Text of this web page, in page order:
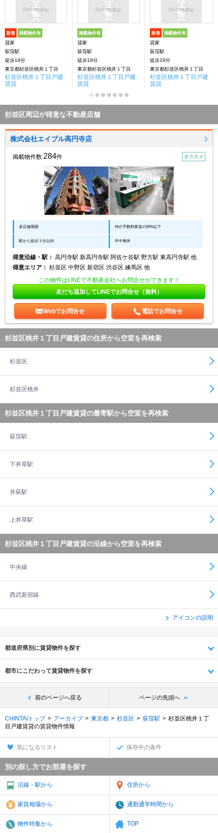
新着 掲載物件有
貸家
荻窪駅
徒歩19分
東京都杉並区桃井１丁目
杉並区桃井１丁目戸建
賃貸
掲載物件有
貸家
荻窪駅
徒歩19分
東京都杉並区桃井１丁目
杉並区桃井１丁目戸建
賃貸
新着 掲載物件有
貸家
荻窪駅
徒歩19分
東京都杉並区桃井１丁目
杉並区桃井１丁目戸建
賃貸
杉並区周辺が得意な不動産店舗
株式会社エイブル高円寺店
掲載物件数:284件 オススメ
多店舗展開 仲介手数料家賃の55%以下
駅から徒歩３分以内 年中無休
得意沿線・駅： 高円寺駅 新高円寺駅 阿佐ケ谷駅 野方駅 東高円寺駅 他
得意エリア： 杉並区 中野区 新宿区 渋谷区 練馬区 他
この物件はLINEで不動産会社へお問合せができます！
友だち追加してLINEでお問合せ（無料）
Webでお問合せ 電話でお問合せ
杉並区桃井１丁目戸建賃貸の住所から空室を再検索
杉並区
杉並区桃井
杉並区桃井１丁目戸建賃貸の最寄駅から空室を再検索
荻窪駅
下井草駅
井荻駅
上井草駅
杉並区桃井１丁目戸建賃貸の沿線から空室を再検索
中央線
西武新宿線
アイコンの説明
都道府県別に賃貸物件を探す
都市にこだわって賃貸物件を探す
前のページへ戻る ページの先頭へ
CHINTAIトップ アーカイブ 東京都 杉並区 荻窪駅
杉並区桃井１丁
目戸建賃貸の賃貸物件情報
気になるリスト 保存中の条件
別の探し方でお部屋を探す
沿線・駅から 住所から
家賃相場から 通勤通学時間から
物件特集から TOP